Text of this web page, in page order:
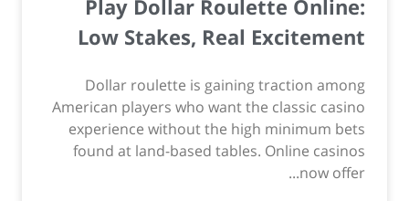
Play Dollar Roulette Online:
Low Stakes, Real Excitement
Dollar roulette is gaining traction among
American players who want the classic casino
experience without the high minimum bets
found at land-based tables. Online casinos
now offer...